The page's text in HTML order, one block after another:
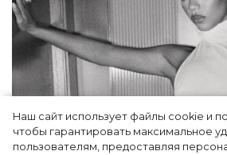
Наш сайт использует файлы cookie и
чтобы гарантировать максимальное
пользователям, предоставляя